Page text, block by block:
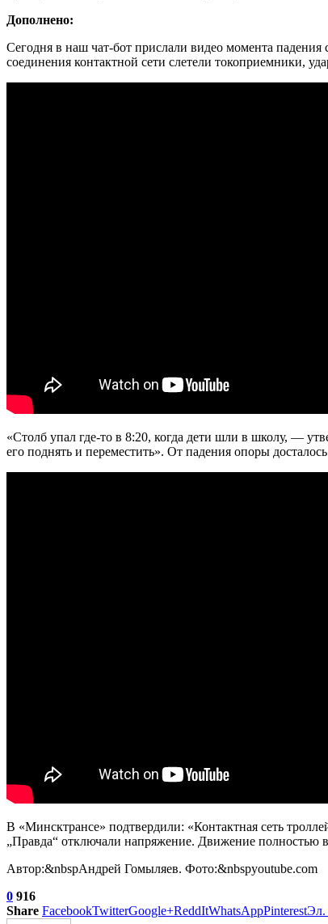
Дополнено:
Сегодня в наш чат-бот прислали видео момента падения
соединения контактной сети слетели токоприемники,
«Столб упал где-то в 8:20, когда дети шли в школу, —
его поднять и переместить». От падения опоры
В «Минсктрансе» подтвердили: «Контактная сеть
„Правда“ отключали напряжение. Движение полностью
Автор:&nbspАндрей Гомыляев. Фото:&nbspyoutube.com
0 916
Share FacebookTwitterGoogle+ReddItWhatsAppPinterestЭл.